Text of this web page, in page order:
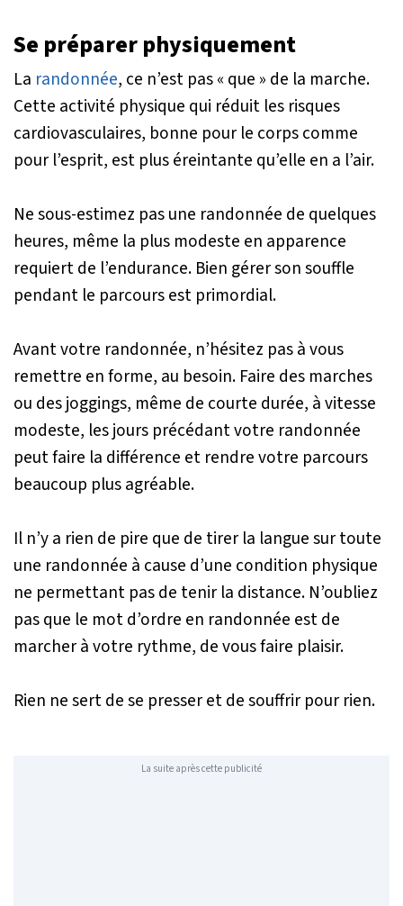
Se préparer physiquement
La randonnée, ce n’est pas « que » de la marche.
Cette activité physique qui réduit les risques
cardiovasculaires, bonne pour le corps comme
pour l’esprit, est plus éreintante qu’elle en a l’air.
Ne sous-estimez pas une randonnée de quelques
heures, même la plus modeste en apparence
requiert de l’endurance. Bien gérer son souffle
pendant le parcours est primordial.
Avant votre randonnée, n’hésitez pas à vous
remettre en forme, au besoin. Faire des marches
ou des joggings, même de courte durée, à vitesse
modeste, les jours précédant votre randonnée
peut faire la différence et rendre votre parcours
beaucoup plus agréable.
Il n’y a rien de pire que de tirer la langue sur toute
une randonnée à cause d’une condition physique
ne permettant pas de tenir la distance. N’oubliez
pas que le mot d’ordre en randonnée est de
marcher à votre rythme, de vous faire plaisir.
Rien ne sert de se presser et de souffrir pour rien.
La suite après cette publicité